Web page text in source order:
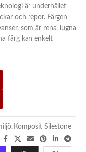
är underhållet
och repor. Färgen
som är rena, lugna
färg kan enkelt
, Komposit Silestone